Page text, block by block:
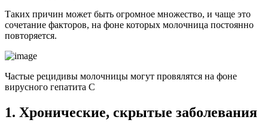
Таких причин может быть огромное множество, и чаще это
сочетание факторов, на фоне которых молочница постоянно
повторяется.
Частые рецидивы молочницы могут провялятся на фоне
вирусного гепатита С
1. Хронические, скрытые заболевания